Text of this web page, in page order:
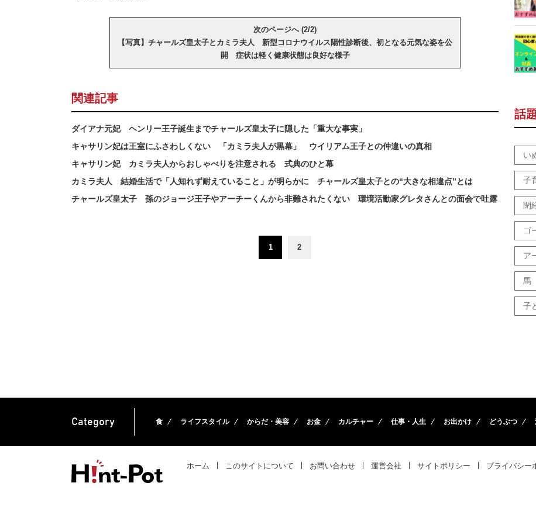
次のページへ (2/2)
【写真】チャールズ皇太子とカミラ夫人 新型コロナウイルス陽性診断後、初となる元気な姿を公
開 症状は軽く健康状態は良好な様子
関連記事
ダイアナ元妃 ヘンリー王子誕生までチャールズ皇太子に隠した「重大な事実」
キャサリン妃は王室にふさわしくない 「カミラ夫人が黒幕」 ウイリアム王子との仲違いの真相
キャサリン妃 カミラ夫人からおしゃべりを注意される 式典のひと幕
カミラ夫人 結婚生活で「人知れず耐えていること」が明らかに チャールズ皇太子との“大きな相違点”とは
チャールズ皇太子 孫のジョージ王子やアーチーくんから非難されたくない 環境活動家グレタさんとの面会で吐露
1 2
話
い
子
閉
ゴ
ア
馬
子
Category 食 ライフスタイル からだ・美容 お金 カルチャー 仕事・人生 お出かけ どうぶつ
ホーム このサイトについて お問い合わせ 運営会社 サイトポリシー プライバシー